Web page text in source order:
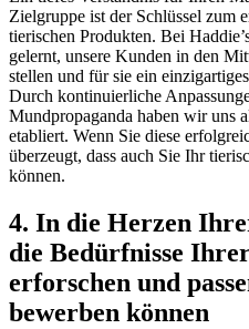
Zielgruppe ist ‍der Schlüssel​ zum
tierischen⁢ Produkten. Bei
gelernt, unsere Kunden in den
stellen‌ und‍ für sie ein
Durch kontinuierliche
⁣Mundpropaganda haben ‍wir ​uns
etabliert. Wenn Sie diese
überzeugt, dass auch Sie⁣ Ihr
können.
4. In die Herzen
die Bedürfnisse
erforschen und⁤
bewerben können